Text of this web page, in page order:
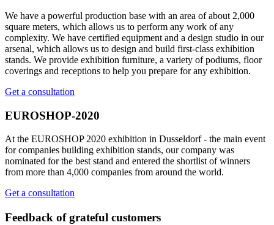
We have a powerful production base with an area of about 2,000
square meters, which allows us to perform any work of any
complexity. We have certified equipment and a design studio in our
arsenal, which allows us to design and build first-class exhibition
stands. We provide exhibition furniture, a variety of podiums, floor
coverings and receptions to help you prepare for any exhibition.
Get a consultation
EUROSHOP-2020
At the EUROSHOP 2020 exhibition in Dusseldorf - the main event
for companies building exhibition stands, our company was
nominated for the best stand and entered the shortlist of winners
from more than 4,000 companies from around the world.
Get a consultation
Feedback of grateful customers